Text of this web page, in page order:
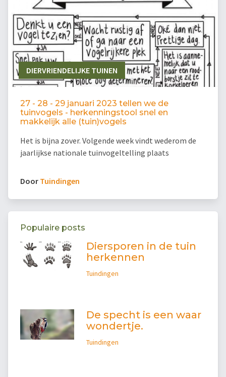
DIERVRIENDELIJKE TUINEN
27 - 28 - 29 januari 2023 tellen we de
tuinvogels - herkenningstool snel en
makkelijk alle (tuin)vogels
Het is bijna zover. Volgende week vindt wederom de
jaarlijkse nationale tuinvogeltelling plaats
Door Tuindingen
Populaire posts
Diersporen in de tuin
herkennen
Tuindingen
De specht is een waar
wondertje.
Tuindingen